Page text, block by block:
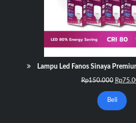
Lampu Led Fanos Sinaya
Rp150.000 Harga
adalah:
Rp
Beli